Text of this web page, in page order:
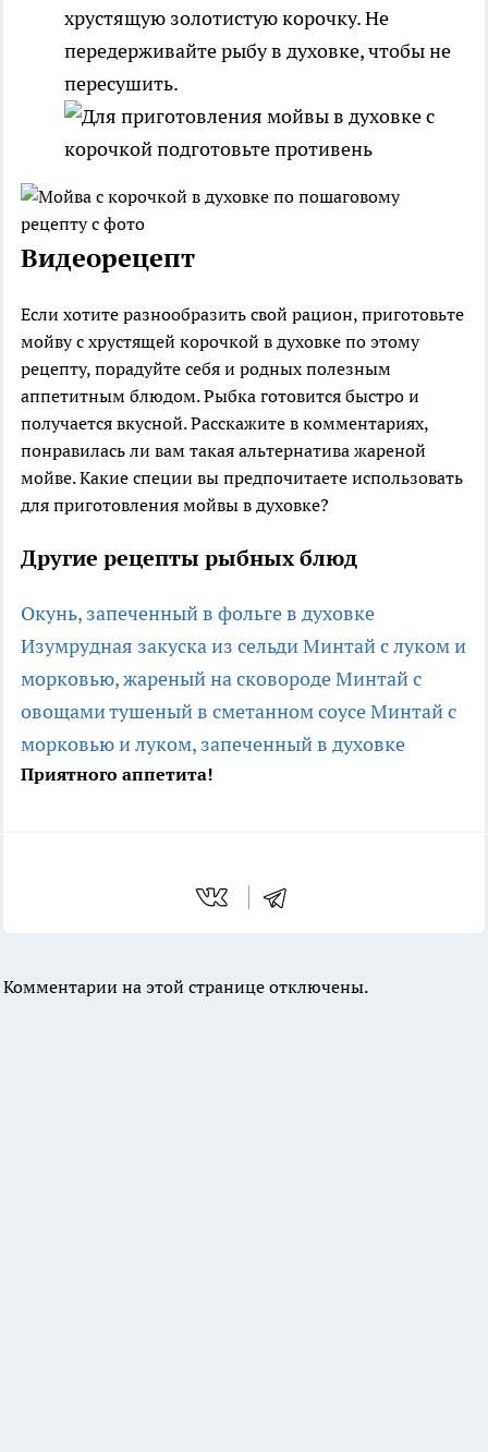
хрустящую золотистую корочку. Не
передерживайте рыбу в духовке, чтобы не
пересушить.
Видеорецепт
Если хотите разнообразить свой рацион, приготовьте
мойву с хрустящей корочкой в духовке по этому
рецепту, порадуйте себя и родных полезным
аппетитным блюдом. Рыбка готовится быстро и
получается вкусной. Расскажите в комментариях,
понравилась ли вам такая альтернатива жареной
мойве. Какие специи вы предпочитаете использовать
для приготовления мойвы в духовке?
Другие рецепты рыбных блюд
Окунь, запеченный в фольге в духовке
Изумрудная закуска из сельдиМинтай с луком и
морковью, жареный на сковородеМинтай с
овощами тушеный в сметанном соусеМинтай с
морковью и луком, запеченный в духовке
Приятного аппетита!
Комментарии на этой странице отключены.